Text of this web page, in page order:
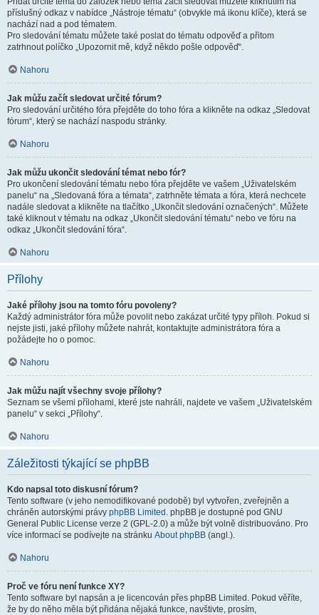
příslušný odkaz v nabídce „Nástroje tématu“ (obvykle má ikonu klíče), která se
nachází nad a pod tématem.
Pro sledování tématu můžete také poslat do tématu odpověď a přitom
zatrhnout políčko „Upozornit mě, když někdo pošle odpověď“.
Nahoru
Jak můžu začít sledovat určité fórum?
Pro sledování určitého fóra přejděte do toho fóra a klikněte na odkaz „Sledovat
fórum“, který se nachází naspodu stránky.
Nahoru
Jak můžu ukončit sledování témat nebo fór?
Pro ukončení sledování tématu nebo fóra přejděte ve vašem „Uživatelském
panelu“ na „Sledovaná fóra a témata“, zatrhněte témata a fóra, která nechcete
nadále sledovat a klikněte na tlačítko „Ukončit sledování označených“. Můžete
také kliknout v tématu na odkaz „Ukončit sledování tématu“ nebo ve fóru na
odkaz „Ukončit sledování fóra“.
Nahoru
Přílohy
Jaké přílohy jsou na tomto fóru povoleny?
Každý administrátor fóra může povolit nebo zakázat určité typy příloh. Pokud si
nejste jisti, jaké přílohy můžete nahrát, kontaktujte administrátora fóra a
požádejte ho o pomoc.
Nahoru
Jak můžu najít všechny svoje přílohy?
Seznam se všemi přílohami, které jste nahráli, najdete ve vašem „Uživatelském
panelu“ v sekci „Přílohy“.
Nahoru
Záležitosti týkající se phpBB
Kdo napsal toto diskusní fórum?
Tento software (v jeho nemodifikované podobě) byl vytvořen, zveřejněn a
chráněn autorskými právy phpBB Limited . phpBB je dostupné pod GNU
General Public License verze 2 (GPL-2.0) a může být volně distribuováno. Pro
více informací se podívejte na stránku About phpBB (angl.).
Nahoru
Proč ve fóru není funkce XY?
Tento software byl napsán a je licencován přes phpBB Limited. Pokud věříte,
že by do něho měla být přidána nějaká funkce, navštivte, prosím,